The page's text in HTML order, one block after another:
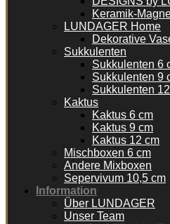
Keramik-
LUNDAGER Home
Dekorative
Sukkulenten
Sukkulenten 6
Sukkulenten 9
Sukkulenten
Kaktus
Kaktus 6 cm
Kaktus 9 cm
Kaktus 12 cm
Mischboxen 6 cm
Andere Mixboxen
Sepervivum 10,5 cm
Information
Über LUNDAGER
Unser Team